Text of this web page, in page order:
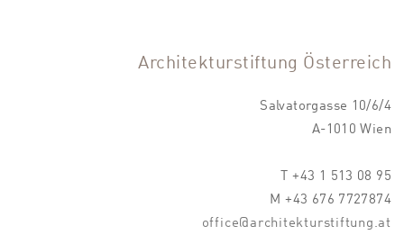
Architekturstiftung Österreich
Salvatorgasse 10/6/4
A-1010 Wien
T +43 1 513 08 95
M +43 676 7727874
office@architekturstiftung.at